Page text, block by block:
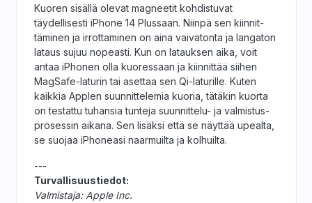
Kuoren sisällä olevat magneetit kohdistuvat
täydellisesti iPhone 14 Plussaan. Niinpä sen kiinnit­
täminen ja irrottaminen on aina vaivatonta ja langaton
lataus sujuu nopeasti. Kun on latauksen aika, voit
antaa iPhonen olla kuoressaan ja kiinnittää siihen
MagSafe-laturin tai asettaa sen Qi-laturille. Kuten
kaikkia Applen suunnittelemia kuoria, tätäkin kuorta
on testattu tuhansia tunteja suunnittelu- ja valmistus­
prosessin aikana. Sen lisäksi että se näyttää upealta,
se suojaa iPhoneasi naarmuilta ja kolhuilta.
---
Turvallisuustiedot:
Valmistaja: Apple Inc.